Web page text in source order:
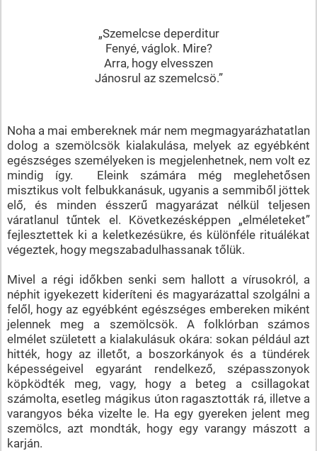
„Szemelcse deperditur
Fenyé, váglok. Mire?
Arra, hogy elvesszen
Jánosrul az szemelcsö.”
Noha a mai embereknek már nem megmagyarázhatatlan
dolog a szemölcsök kialakulása, melyek az egyébként
egészséges személyeken is megjelenhetnek, nem volt ez
mindig így. Eleink számára még meglehetősen
misztikus volt felbukkanásuk, ugyanis a semmiből jöttek
elő, és minden ésszerű magyarázat nélkül teljesen
váratlanul tűntek el. Következésképpen „elméleteket”
fejlesztettek ki a keletkezésükre, és különféle rituálékat
végeztek, hogy megszabadulhassanak tőlük.
Mivel a régi időkben senki sem hallott a vírusokról, a
néphit igyekezett kideríteni és magyarázattal szolgálni a
felől, hogy az egyébként egészséges embereken miként
jelennek meg a szemölcsök. A folklórban számos
elmélet született a kialakulásuk okára: sokan például azt
hitték, hogy az illetőt, a boszorkányok és a tündérek
képességeivel egyaránt rendelkező, szépasszonyok
köpködték meg, vagy, hogy a beteg a csillagokat
számolta, esetleg mágikus úton ragasztották rá, illetve a
varangyos béka vizelte le. Ha egy gyereken jelent meg
szemölcs, azt mondták, hogy egy varangy mászott a
karján.